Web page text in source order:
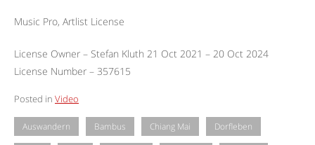
Music Pro, Artlist License
License Owner – Stefan Kluth 21 Oct 2021 – 20 Oct 2024
License Number – 357615
Posted in Video
Auswandern Bambus Chiang Mai Dorfleben